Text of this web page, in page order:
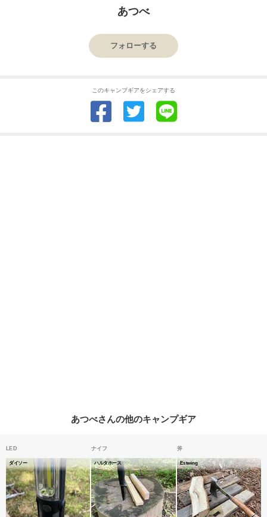
あつべ
フォローする
このキャンプギアをシェアする
あつべさんの他のキャンプギア
LED
ダイソー
ナイフ
ハルタホース
斧
Estwing